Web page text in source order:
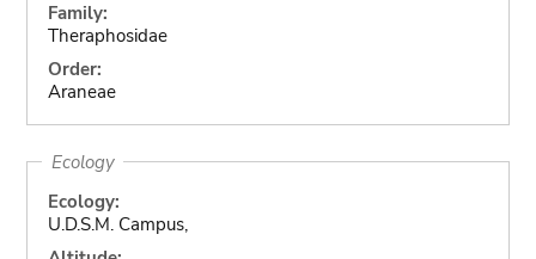
Family:
Theraphosidae
Order:
Araneae
Ecology
Ecology:
U.D.S.M. Campus,